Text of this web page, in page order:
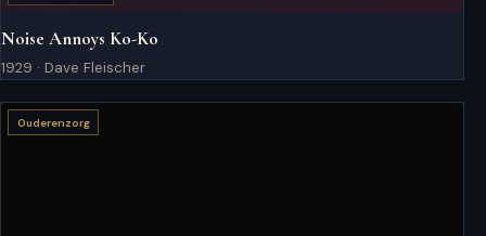
Noise Annoys Ko-Ko
1929 · Dave Fleischer
Ouderenzorg